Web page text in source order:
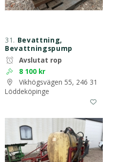
31. Bevattning,
Bevattningspump
Avslutat rop
8 100 kr
Vikhögsvägen 55, 246 31
Löddeköpinge